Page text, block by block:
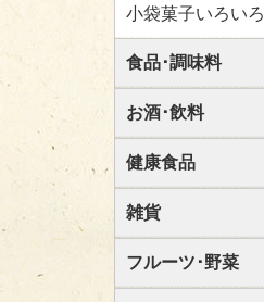
小袋菓子いろいろ
食品･調味料
お酒･飲料
健康食品
雑貨
フルーツ･野菜